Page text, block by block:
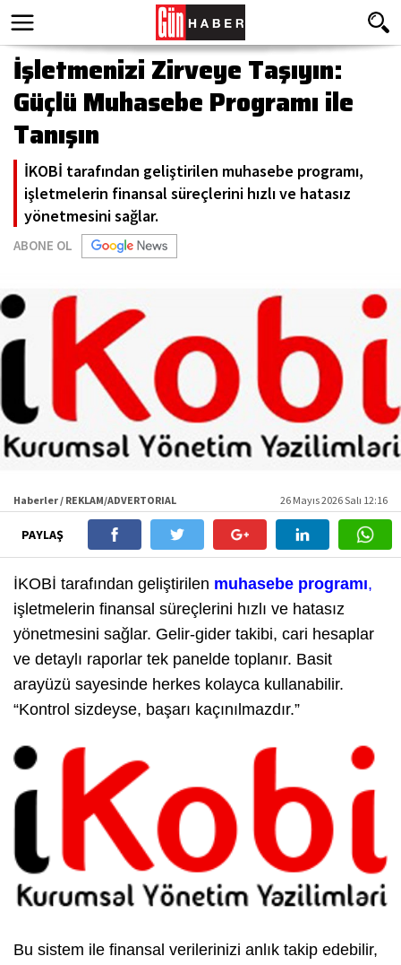
İşletmenizi Zirveye Taşıyın:
Güçlü Muhasebe Programı ile
Tanışın
İKOBİ tarafından geliştirilen muhasebe programı,
işletmelerin finansal süreçlerini hızlı ve hatasız
yönetmesini sağlar.
ABONE OL
Haberler / REKLAM/ADVERTORIAL 26 Mayıs 2026 Salı 12:16
PAYLAŞ
İKOBİ tarafından geliştirilen muhasebe programı,
işletmelerin finansal süreçlerini hızlı ve hatasız
yönetmesini sağlar. Gelir-gider takibi, cari hesaplar
ve detaylı raporlar tek panelde toplanır. Basit
arayüzü sayesinde herkes kolayca kullanabilir.
“Kontrol sizdeyse, başarı kaçınılmazdır.”
Bu sistem ile finansal verilerinizi anlık takip edebilir,